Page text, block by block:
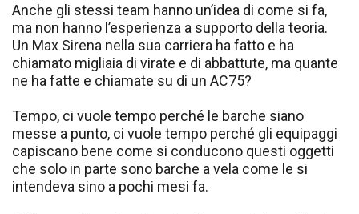
Anche gli stessi team hanno un’idea di come si fa,
ma non hanno l’esperienza a supporto della teoria.
Un Max Sirena nella sua carriera ha fatto e ha
chiamato migliaia di virate e di abbattute, ma quante
ne ha fatte e chiamate su di un AC75?
Tempo, ci vuole tempo perché le barche siano
messe a punto, ci vuole tempo perché gli equipaggi
capiscano bene come si conducono questi oggetti
che solo in parte sono barche a vela come le si
intendeva sino a pochi mesi fa.